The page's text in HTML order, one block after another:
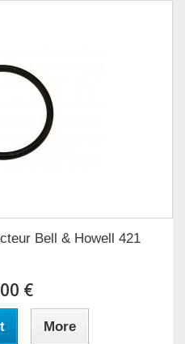
Bell & Howell 421
€
More